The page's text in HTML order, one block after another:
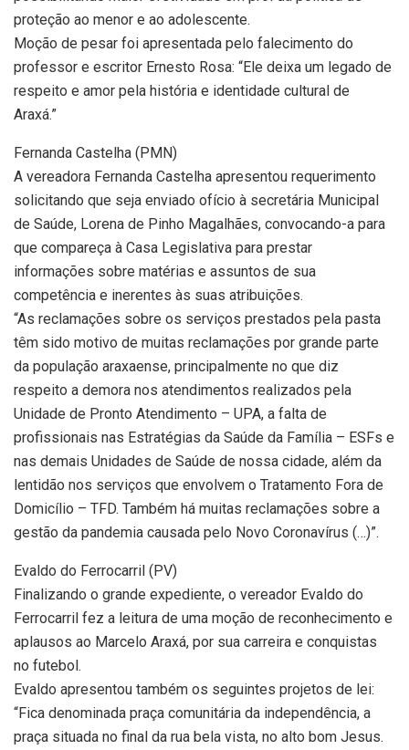
proteção ao menor e ao adolescente.
Moção de pesar foi apresentada pelo falecimento do
professor e escritor Ernesto Rosa: “Ele deixa um legado de
respeito e amor pela história e identidade cultural de
Araxá.”
Fernanda Castelha (PMN)
A vereadora Fernanda Castelha apresentou requerimento
solicitando que seja enviado ofício à secretária Municipal
de Saúde, Lorena de Pinho Magalhães, convocando-a para
que compareça à Casa Legislativa para prestar
informações sobre matérias e assuntos de sua
competência e inerentes às suas atribuições.
“As reclamações sobre os serviços prestados pela pasta
têm sido motivo de muitas reclamações por grande parte
da população araxaense, principalmente no que diz
respeito a demora nos atendimentos realizados pela
Unidade de Pronto Atendimento – UPA, a falta de
profissionais nas Estratégias da Saúde da Família – ESFs e
nas demais Unidades de Saúde de nossa cidade, além da
lentidão nos serviços que envolvem o Tratamento Fora de
Domicílio – TFD. Também há muitas reclamações sobre a
gestão da pandemia causada pelo Novo Coronavírus (…)”.
Evaldo do Ferrocarril (PV)
Finalizando o grande expediente, o vereador Evaldo do
Ferrocarril fez a leitura de uma moção de reconhecimento e
aplausos ao Marcelo Araxá, por sua carreira e conquistas
no futebol.
Evaldo apresentou também os seguintes projetos de lei:
“Fica denominada praça comunitária da independência, a
praça situada no final da rua bela vista, no alto bom Jesus.